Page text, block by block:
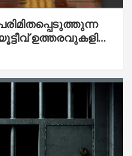
ഉത്തരവുകളിൽ